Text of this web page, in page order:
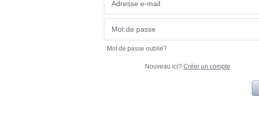
Mot de passe oublié?
Nouveau ici? Créer un compte